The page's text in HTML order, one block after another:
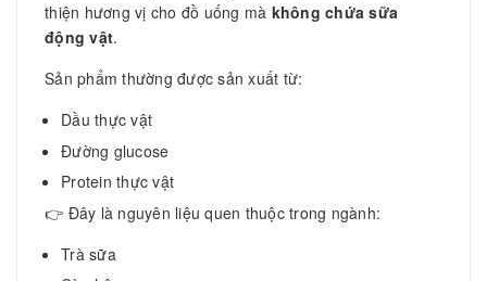
thiện hương vị cho đồ uống mà không chứa sữa
động vật.
Sản phẩm thường được sản xuất từ:
Dầu thực vật
Đường glucose
Protein thực vật
👉 Đây là nguyên liệu quen thuộc trong ngành:
Trà sữa